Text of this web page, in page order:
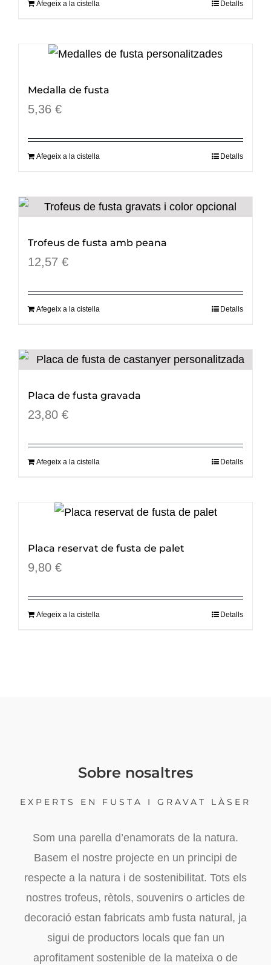
Afegeix a la cistella Detalls
Medalla de fusta
5,36 €
Afegeix a la cistella Detalls
Trofeus de fusta amb peana
12,57 €
Afegeix a la cistella Detalls
Placa de fusta gravada
23,80 €
Afegeix a la cistella Detalls
Placa reservat de fusta de palet
9,80 €
Afegeix a la cistella Detalls
Sobre nosaltres
EXPERTS EN FUSTA I GRAVAT LÀSER
Som una parella d’enamorats de la natura.
Basem el nostre projecte en un principi de
respecte a la natura i de sostenibilitat. Tots els
nostres trofeus, rètols, souvenirs o articles de
decoració estan fabricats amb fusta natural, ja
sigui de productors locals que fan un
aprofitament sostenible de la mateixa o de